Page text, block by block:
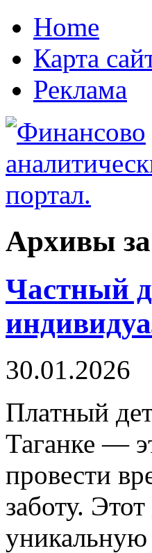
Home
Карта
Реклама
Архивы
Частный
30.01.2026
Плaтный
Таганке —
провести
заботу.
уникальную